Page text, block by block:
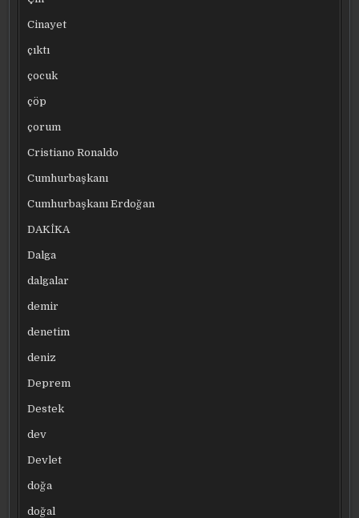
Cinayet
çıktı
çocuk
çöp
çorum
Cristiano Ronaldo
Cumhurbaşkanı
Cumhurbaşkanı Erdoğan
DAKİKA
Dalga
dalgalar
demir
denetim
deniz
Deprem
Destek
dev
Devlet
doğa
doğal